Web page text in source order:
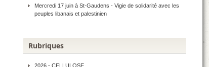
Mercredi 17 juin à St-Gaudens - Vigie de solidarité avec les
peuples libanais et palestinien
Rubriques
2026 - CELLULOSE